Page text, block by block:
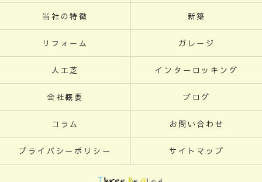
当社の特徴 新築
リフォーム ガレージ
人工芝 インターロッキング
会社概要 ブログ
コラム お問い合わせ
プライバシーポリシー サイトマップ